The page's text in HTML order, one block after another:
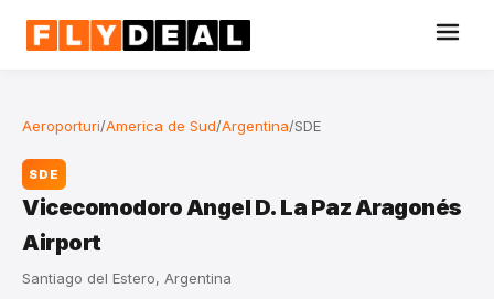
Aeroporturi/America de Sud/Argentina/SDE
SDE
Vicecomodoro Angel D. La Paz Aragonés
Airport
Santiago del Estero, Argentina